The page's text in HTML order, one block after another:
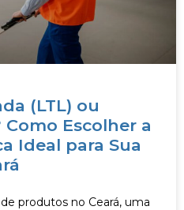
(LTL) ou
Como Escolher a
Ideal para Sua
produtos no Ceará, uma